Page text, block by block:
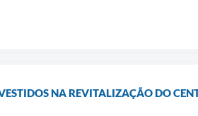
NA REVITALIZAÇÃO DO